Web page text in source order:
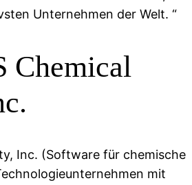
Unternehmen der Welt. “
Chemical
Inc. (Software für chemische
mit